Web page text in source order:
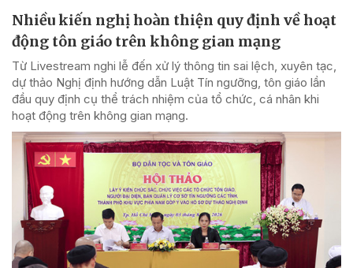
Nhiều kiến nghị hoàn thiện quy định về hoạt
động tôn giáo trên không gian mạng
Từ Livestream nghi lễ đến xử lý thông tin sai lệch, xuyên tạc,
dự thảo Nghị định hướng dẫn Luật Tín ngưỡng, tôn giáo lần
đầu quy định cụ thể trách nhiệm của tổ chức, cá nhân khi
hoạt động trên không gian mạng.